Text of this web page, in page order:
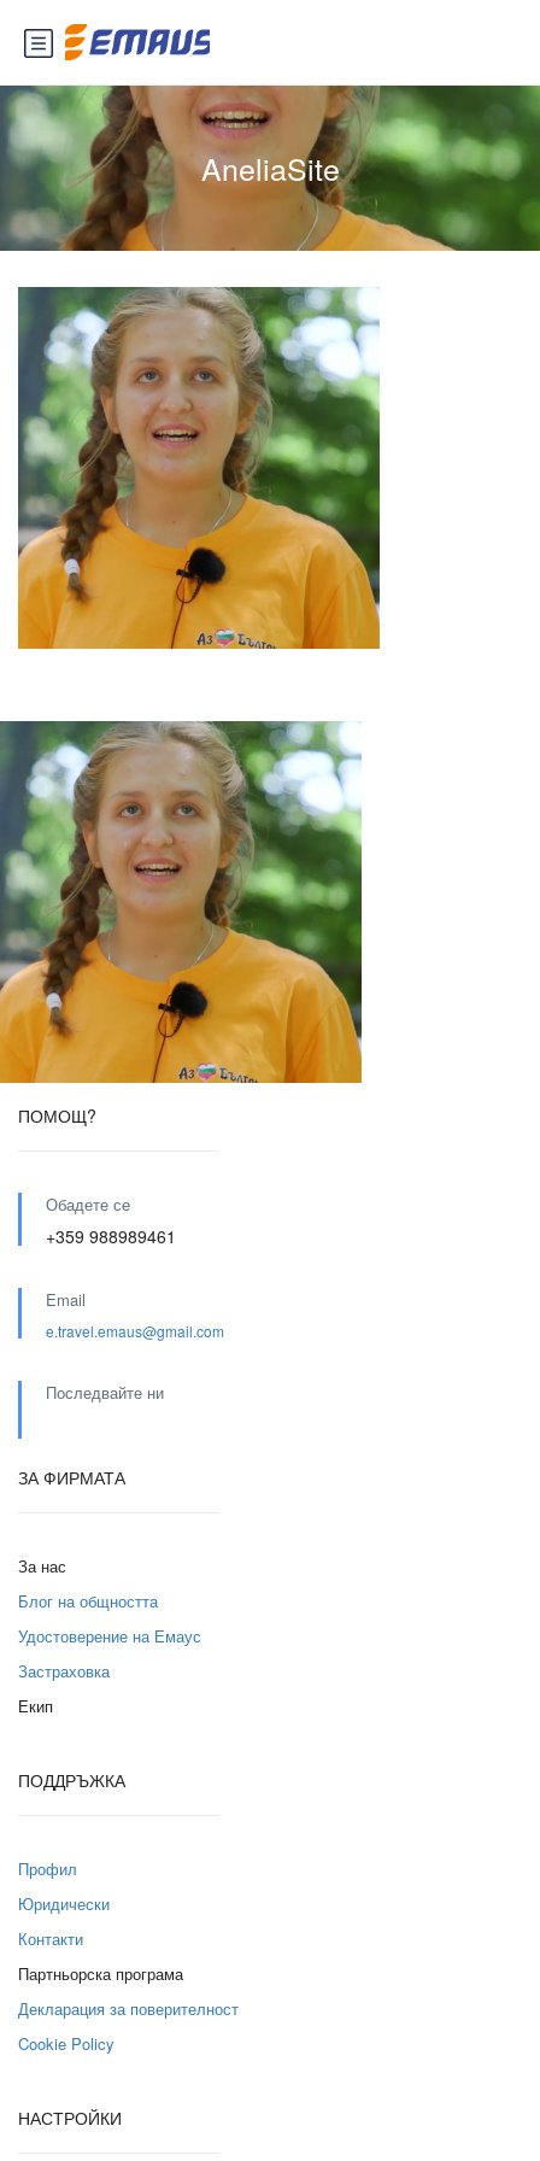
AneliaSite
ПОМОЩ?
Обадете се
+359 988989461
Email
e.travel.emaus@gmail.com
Последвайте ни
ЗА ФИРМАТА
За нас
Блог на общността
Удостоверение на Емаус
Застраховка
Екип
ПОДДРЪЖКА
Профил
Юридически
Контакти
Партньорска програма
Декларация за поверителност
Cookie Policy
НАСТРОЙКИ